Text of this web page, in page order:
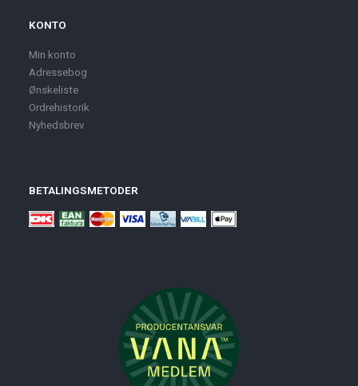
KONTO
Min konto
Adressebog
Ønskeliste
Ordrehistorik
Nyhedsbrev
BETALINGSMETODER